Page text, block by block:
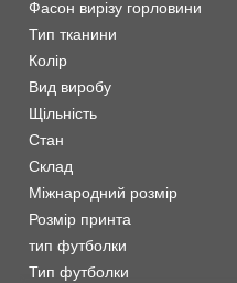
Фасон вирізу горловини
Тип тканини
Колір
Вид виробу
Щільність
Стан
Склад
Міжнародний розмір
Розмір принта
тип футболки
Тип футболки